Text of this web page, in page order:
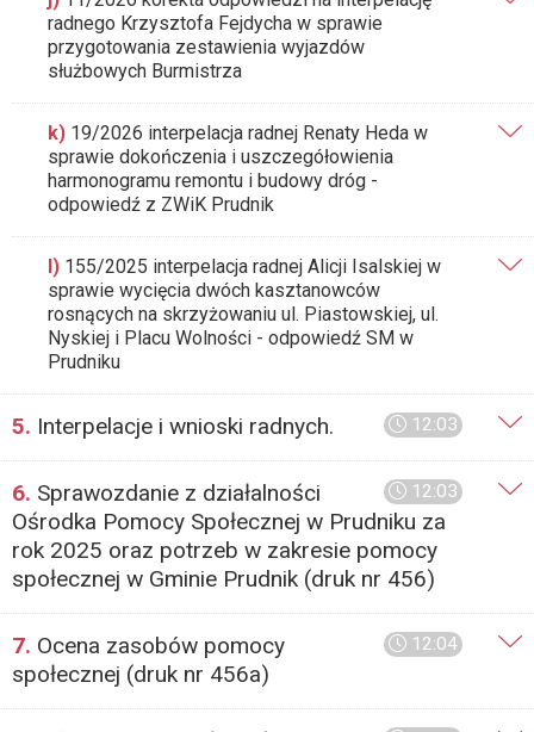
radnego Krzysztofa Fejdycha w sprawie
przygotowania zestawienia wyjazdów
służbowych Burmistrza
k) 19/2026 interpelacja radnej Renaty Heda w
sprawie dokończenia i uszczegółowienia
harmonogramu remontu i budowy dróg -
odpowiedź z ZWiK Prudnik
l) 155/2025 interpelacja radnej Alicji Isalskiej w
sprawie wycięcia dwóch kasztanowców
rosnących na skrzyżowaniu ul. Piastowskiej, ul.
Nyskiej i Placu Wolności - odpowiedź SM w
Prudniku
12:03
5. Interpelacje i wnioski radnych.
12:03
6. Sprawozdanie z działalności
Ośrodka Pomocy Społecznej w Prudniku za
rok 2025 oraz potrzeb w zakresie pomocy
społecznej w Gminie Prudnik (druk nr 456)
12:04
7. Ocena zasobów pomocy
społecznej (druk nr 456a)